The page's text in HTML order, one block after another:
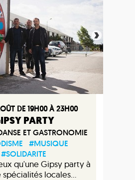
DE 19H00 À 23H00
PARTY
ET GASTRONOMIE
#MUSIQUE
#SOLIDARITE
qu'une Gipsy party à
locales...